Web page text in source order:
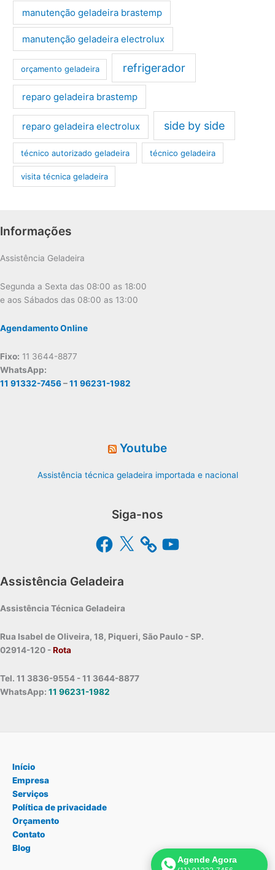
manutenção geladeira brastemp
manutenção geladeira electrolux
orçamento geladeira refrigerador
reparo geladeira brastemp
reparo geladeira electrolux side by side
técnico autorizado geladeira técnico geladeira
visita técnica geladeira
Informações
Assistência Geladeira
Segunda a Sexta das 08:00 as 18:00
e aos Sábados das 08:00 as 13:00
Agendamento Online
Fixo: 11 3644-8877
WhatsApp:
11 91332-7456–11 96231-1982
Youtube
Assistência técnica geladeira importada e nacional
Siga-nos
Facebook
X YouTube
Assistência Geladeira
Assistência Técnica Geladeira
Rua Isabel de Oliveira, 18, Piqueri, São Paulo - SP.
02914-120 -Rota
Tel. 11 3836-9554 - 11 3644-8877
WhatsApp: 11 96231-1982
Início
Empresa
Serviços
Política de privacidade
Orçamento
Contato
Blog
Agende Agora